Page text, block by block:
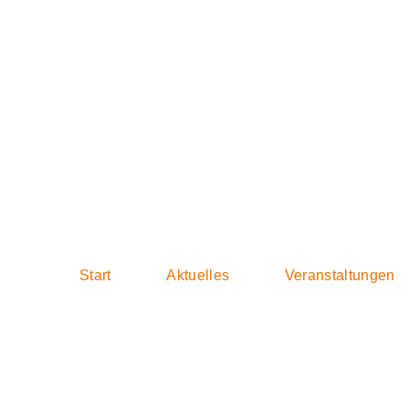
Start Aktuelles Veranstaltungen